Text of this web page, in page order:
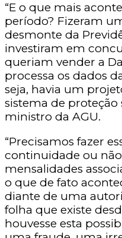
“E o que mais
período? Fizeram
desmonte da
investiram em
queriam vender a
processa os dados
seja, havia um
sistema de proteção
ministro da AGU.
“Precisamos fazer
continuidade ou
mensalidades
o que de fato
diante de uma
folha que existe
houvesse esta